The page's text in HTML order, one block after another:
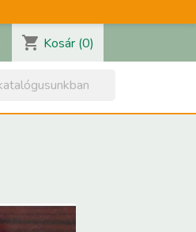
shopping_cart Kosár (0)
